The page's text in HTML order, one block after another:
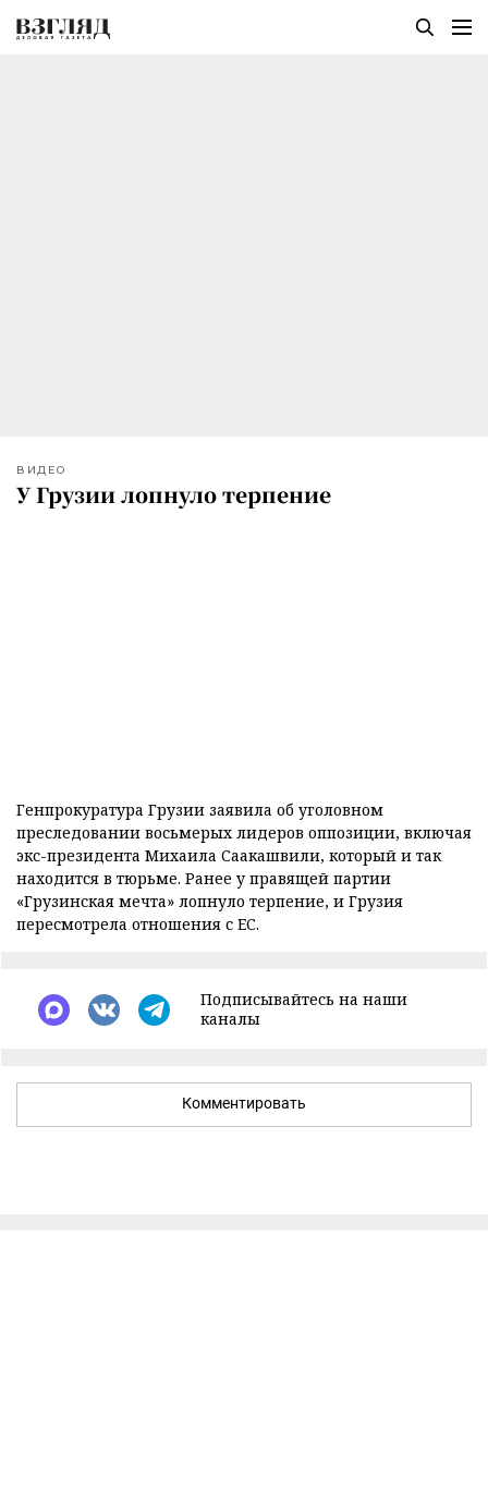
ВИДЕО
У Грузии лопнуло терпение
Генпрокуратура Грузии заявила об уголовном
преследовании восьмерых лидеров оппозиции, включая
экс-президента Михаила Саакашвили, который и так
находится в тюрьме. Ранее у правящей партии
«Грузинская мечта» лопнуло терпение, и Грузия
пересмотрела отношения с ЕС.
Подписывайтесь на наши
каналы
Комментировать